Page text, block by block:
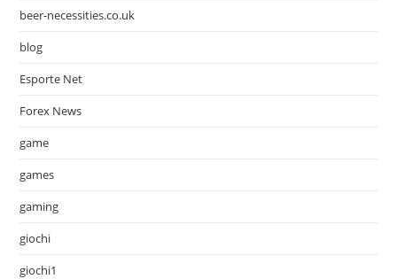
beer-necessities.co.uk
blog
Esporte Net
Forex News
game
games
gaming
giochi
giochi1